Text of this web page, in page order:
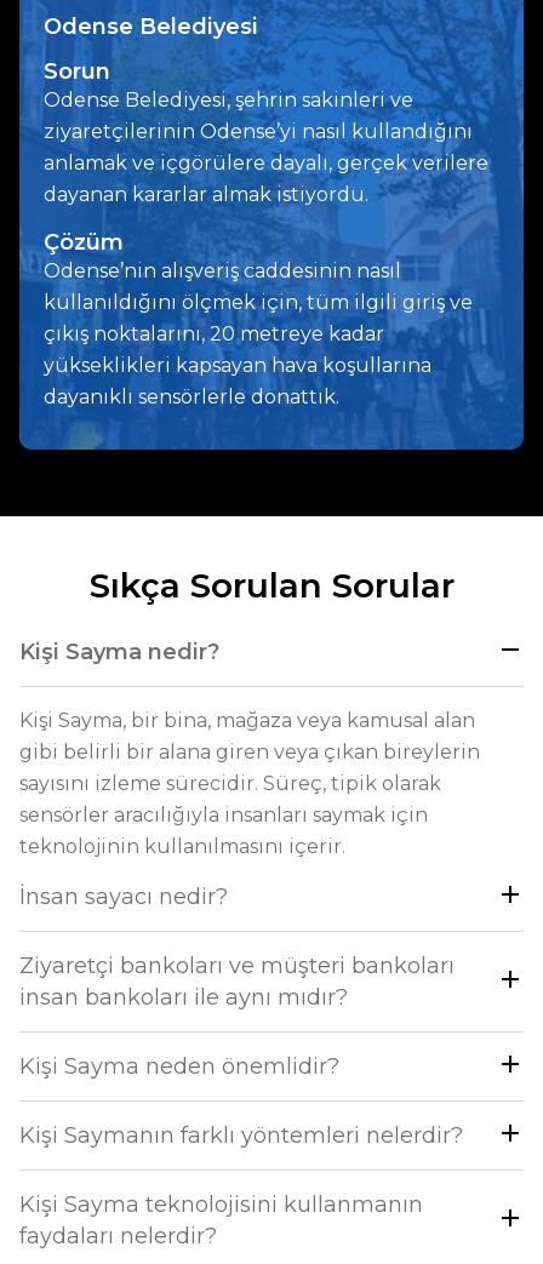
Odense Belediyesi
Sorun
Odense Belediyesi, şehrin sakinleri ve
ziyaretçilerinin Odense’yi nasıl kullandığını
anlamak ve içgörülere dayalı, gerçek verilere
dayanan kararlar almak istiyordu.
Çözüm
Odense’nin alışveriş caddesinin nasıl
kullanıldığını ölçmek için, tüm ilgili giriş ve
çıkış noktalarını, 20 metreye kadar
yükseklikleri kapsayan hava koşullarına
dayanıklı sensörlerle donattık.
Sıkça Sorulan Sorular
Kişi Sayma nedir?
Kişi Sayma, bir bina, mağaza veya kamusal alan
gibi belirli bir alana giren veya çıkan bireylerin
sayısını izleme sürecidir. Süreç, tipik olarak
sensörler aracılığıyla insanları saymak için
teknolojinin kullanılmasını içerir.
İnsan sayacı nedir?
Ziyaretçi bankoları ve müşteri bankoları
insan bankoları ile aynı mıdır?
Kişi Sayma neden önemlidir?
Kişi Saymanın farklı yöntemleri nelerdir?
Kişi Sayma teknolojisini kullanmanın
faydaları nelerdir?